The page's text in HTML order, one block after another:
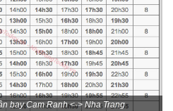
bay Cam Ranh <-> Nha Trang